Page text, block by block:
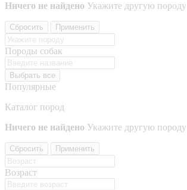
Ничего не найдено Укажите другую породу
Сбросить Применить
Породы собак
Выбрать все
Популярные
Каталог пород
Ничего не найдено Укажите другую породу
Сбросить Применить
Возраст